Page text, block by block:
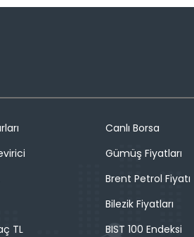
TL
Canlı Borsa
Gümüş Fiyatları
Brent Petrol Fiyatı
Bilezik Fiyatları
BIST 100 Endeksi